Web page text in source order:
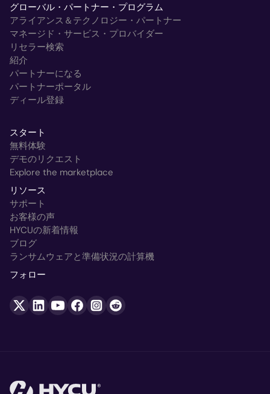
グローバル・パートナー・プログラム
アライアンス＆テクノロジー・パートナー
マネージド・サービス・プロバイダー
リセラー検索
紹介
パートナーになる
パートナーポータル
ディール登録
スタート
無料体験
デモのリクエスト
Explore the marketplace
リソース
サポート
お客様の声
HYCUの新着情報
ブログ
ランサムウェアと準備状況の計算機
フォロー